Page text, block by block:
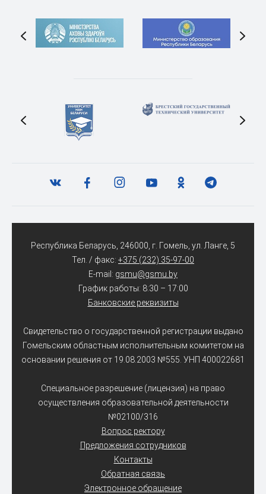
Республика Беларусь, 246000, г. Гомель, ул. Ланге, 5
Тел. / факс: +375 (232) 35-97-00
E-mail: gsmu@gsmu.by
График работы: 8:30 – 17:00
Банковские реквизиты
Свидетельство о государственной регистрации выдано
Гомельским областным исполнительным комитетом на
основании решения от 19.08.2003 №555. УНП 400022681
Специальное разрешение (лицензия) на право
осуществления образовательной деятельности
№02100/316
Вопрос ректору
Предложения сотрудников
Контакты
Обратная связь
Электронное обращение